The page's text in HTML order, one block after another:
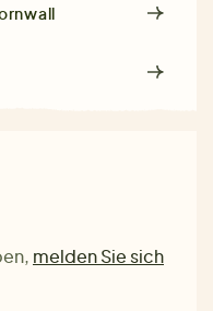
melden Sie sich